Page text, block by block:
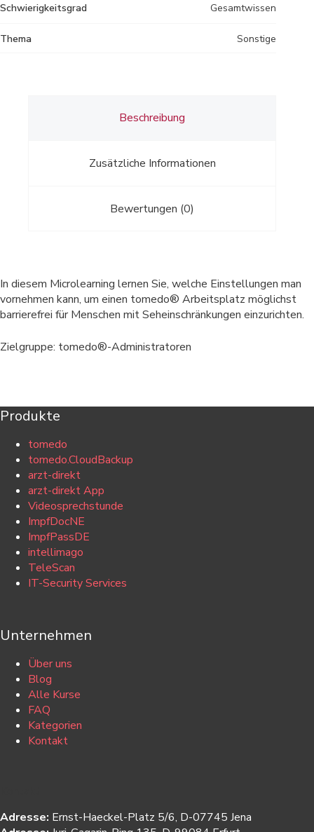
Schwierigkeitsgrad Gesamtwissen
Thema Sonstige
Beschreibung
Zusätzliche Informationen
Bewertungen (0)
In diesem Microlearning lernen Sie, welche Einstellungen man
vornehmen kann, um einen tomedo® Arbeitsplatz möglichst
barrierefrei für Menschen mit Seheinschränkungen einzurichten.
Zielgruppe: tomedo®-Administratoren
Produkte
tomedo
tomedo.CloudBackup
arzt-direkt
arzt-direkt App
Videosprechstunde
ImpfDocNE
ImpfPassDE
intellimago
TeleScan
IT-Security Services
Unternehmen
Über uns
Blog
Alle Kurse
FAQ
Kategorien
Kontakt
Adresse: Ernst-Haeckel-Platz 5/6, D-07745 Jena